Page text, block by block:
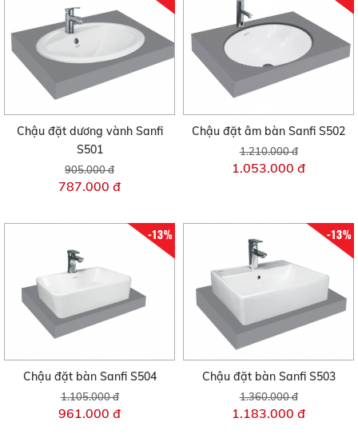
Chậu đặt dương vành Sanfi
S501
905.000 đ
787.000 đ
Chậu đặt âm bàn Sanfi S502
1.210.000 đ
1.053.000 đ
-13%
Chậu đặt bàn Sanfi S504
1.105.000 đ
961.000 đ
-13%
Chậu đặt bàn Sanfi S503
1.360.000 đ
1.183.000 đ